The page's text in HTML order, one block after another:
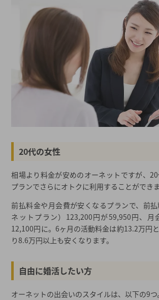
20代の女性
相場より料金が安めのオーネットですが、
プランでさらにオトクに利用することができま
前払料金や月会費が安くなるプランで、前
ネットプラン）123,200円が59,950円、月
12,100円に。6ヶ月の活動料金は約13.2万円
り8.6万円以上も安くなります。
自由に婚活したい方
オーネットの出会いのスタイルは、以下の9つ。